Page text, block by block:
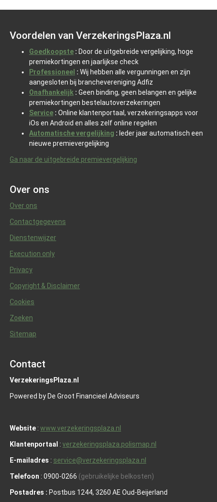
Voordelen van VerzekeringsPlaza.nl
Goedkoopste : Door de uitgebreide vergelijking, hoge
premiekortingen en jaarlijkse check
Professioneel : Wij hebben alle vergunningen en zijn
aangesloten bij branchevereniging Adfiz
Onafhankelijk : Geen binding, geen belangen en gelijke
premiekortingen bestelautoverzekeringen
Service : Online klantenportaal, verzekeringsapps voor
iOs en Android en alles zelf online regelen
Automatische vergelijking : Ieder jaar automatisch een
nieuwe premievergelijking
Ga naar de uitgebreide premievergelijking
Over ons
Over ons
Contactgegevens
Dienstenwijzer
Execution only
Privacy
Copyright & Disclaimer
Cookies
Zoeken
Sitemap
Contact
VerzekeringsPlaza.nl
Powered by De Groot Financieel Adviseurs
Website : www.verzekeringsplaza.nl
Klantenportaal : verzekeringsplaza.polismap.nl
E-mailadres : service@verzekeringsplaza.nl
Telefoon : 0900-0266 (gebruikelijke belkosten)
Postadres : Postbus 1244, 3260 AE Oud-Beijerland